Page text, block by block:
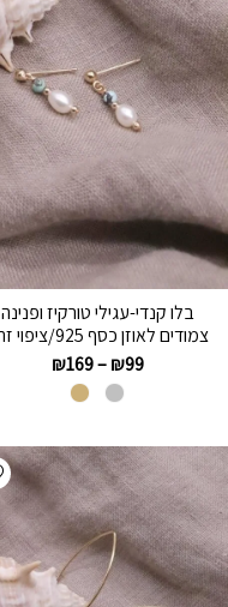
בלו קנדי-עגילי טורקיז ופנינה
צמודים לאוזן כסף 925/ציפוי זהב
₪99
–
₪169